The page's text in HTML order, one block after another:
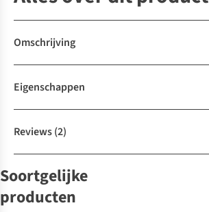
Omschrijving
Eigenschappen
Reviews(2)
Soortgelijke
producten